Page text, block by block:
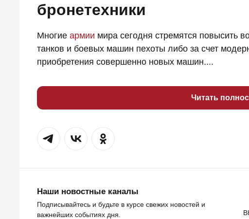
бронетехники
Многие армии мира сегодня стремятся повысить
танков и боевых машин пехоты либо за счет
приобретения совершенно новых машин....
Читать
Наши новостные каналы
Подписывайтесь и будьте в курсе свежих новостей и
важнейших событиях дня.